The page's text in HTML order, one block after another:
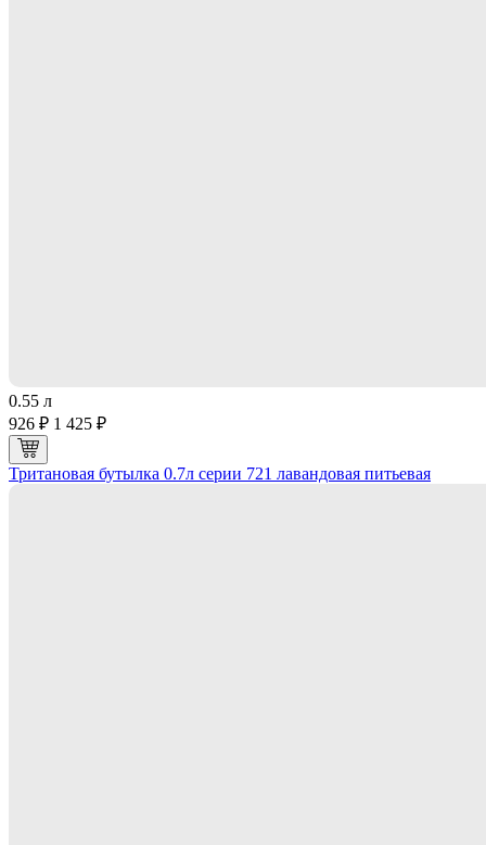
0.55 л
926 ₽ 1 425 ₽
Тритановая бутылка 0.7л серии 721 лавандовая питьевая